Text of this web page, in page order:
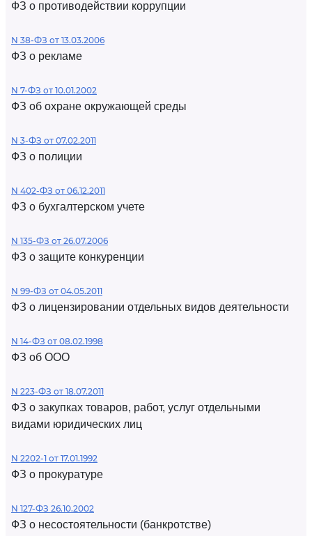
ФЗ о противодействии коррупции
N 38-ФЗ от 13.03.2006
ФЗ о рекламе
N 7-ФЗ от 10.01.2002
ФЗ об охране окружающей среды
N 3-ФЗ от 07.02.2011
ФЗ о полиции
N 402-ФЗ от 06.12.2011
ФЗ о бухгалтерском учете
N 135-ФЗ от 26.07.2006
ФЗ о защите конкуренции
N 99-ФЗ от 04.05.2011
ФЗ о лицензировании отдельных видов деятельности
N 14-ФЗ от 08.02.1998
ФЗ об ООО
N 223-ФЗ от 18.07.2011
ФЗ о закупках товаров, работ, услуг отдельными
видами юридических лиц
N 2202-1 от 17.01.1992
ФЗ о прокуратуре
N 127-ФЗ 26.10.2002
ФЗ о несостоятельности (банкротстве)